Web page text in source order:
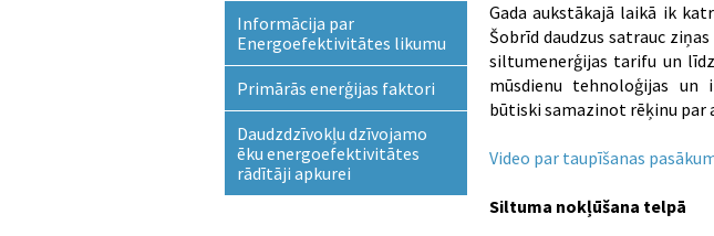
Gada aukstākajā laikā ik
Šobrīd daudzus satrauc
siltumenerģijas tarifu un
mūsdienu tehnoloģijas un
būtiski samazinot rēķinu par
Video par taupīšanas
Siltuma nokļūšana telpā
Informācija par
Energoefektivitātes likumu
Primārās enerģijas faktori
Daudzdzīvokļu dzīvojamo
ēku energoefektivitātes
rādītāji apkurei